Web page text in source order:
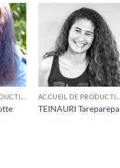
TEINAURI Tareparepa